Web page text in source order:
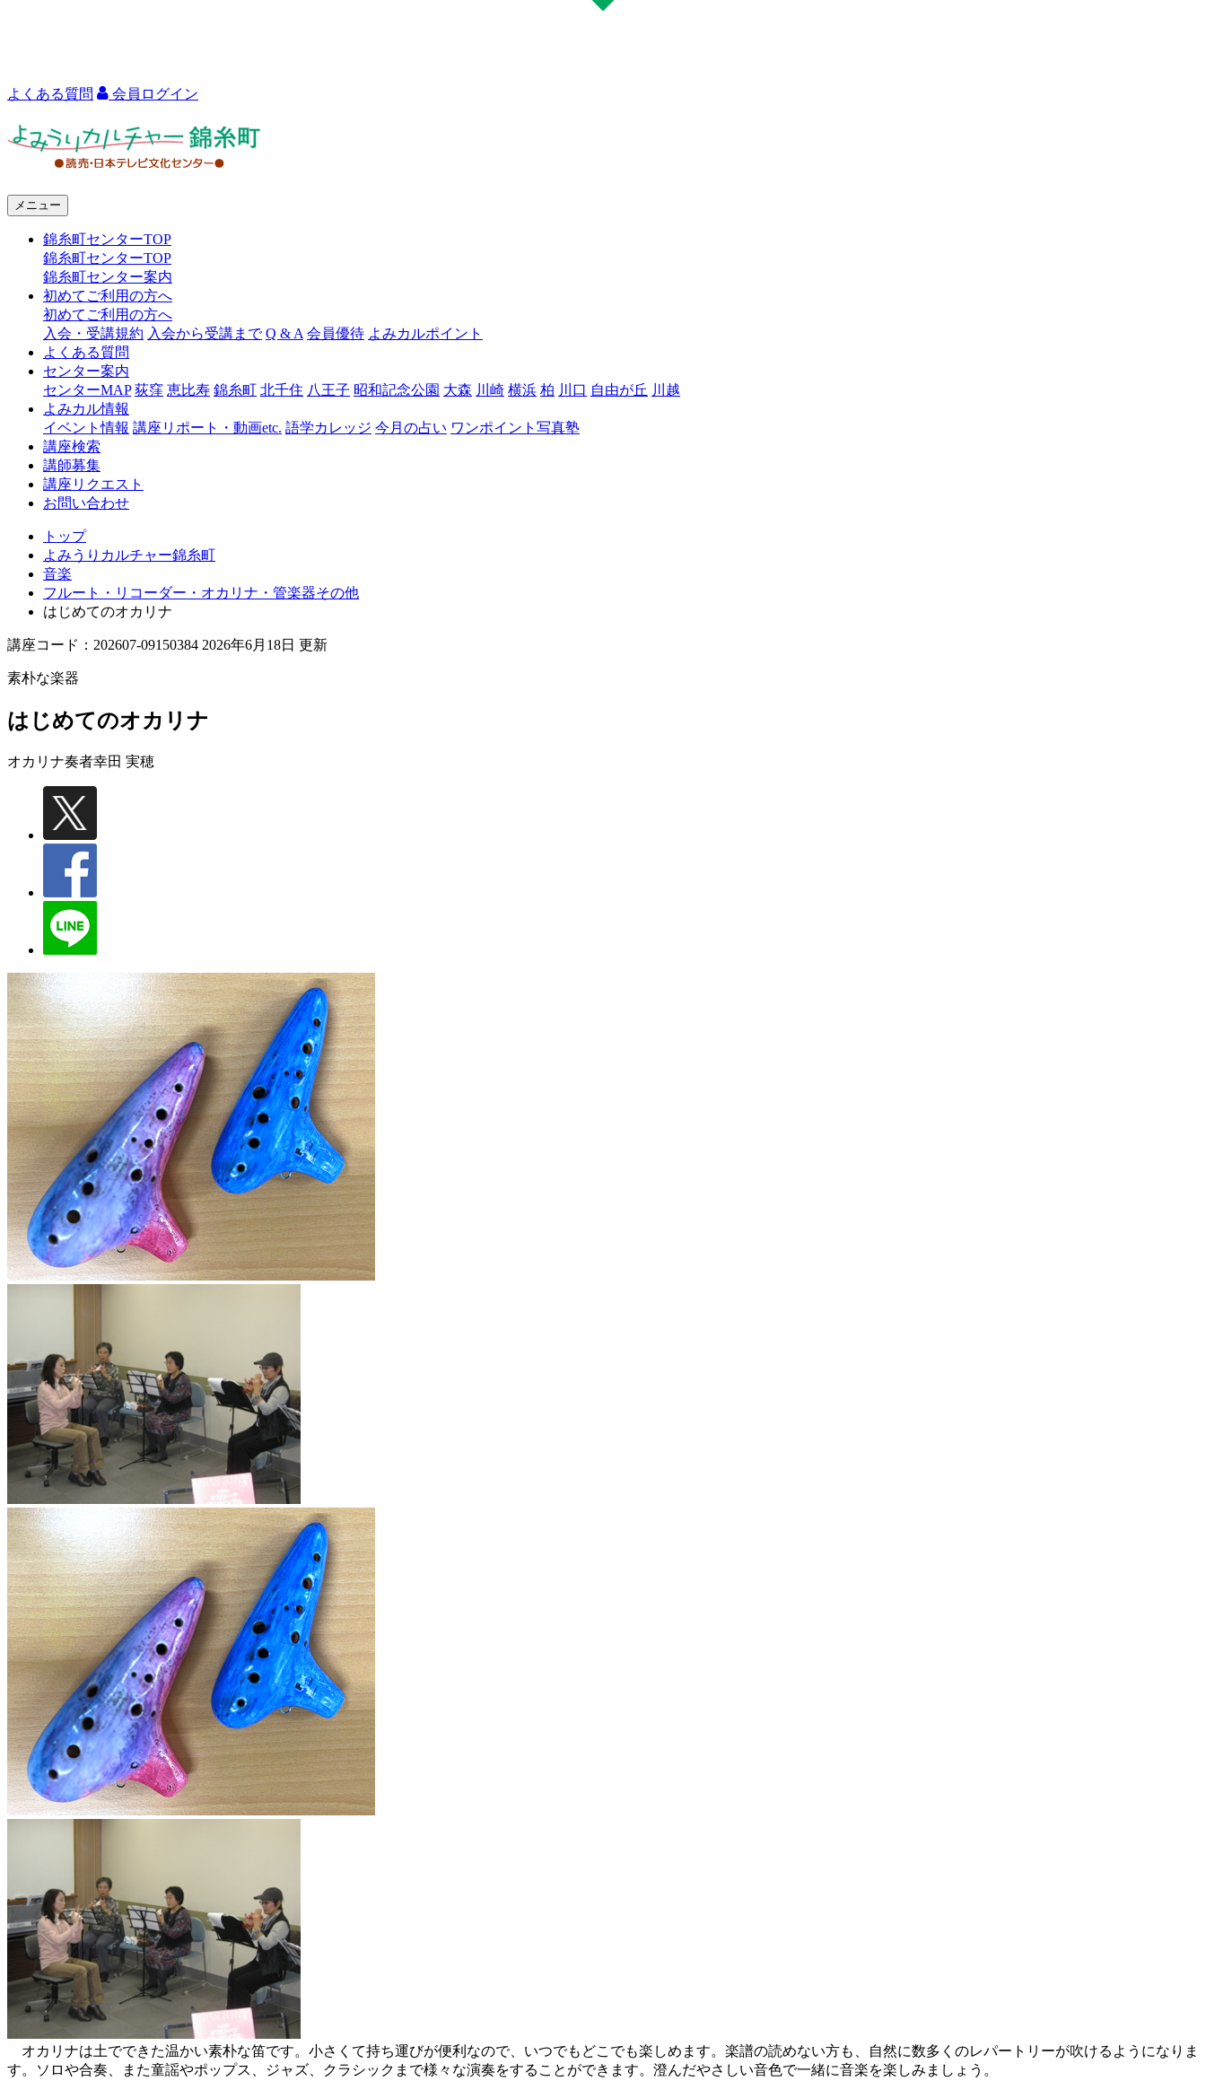
よくある質問 会員ログイン
ャ
錦
糸
メニュー
錦糸町センターTOP
錦糸町センターTOP
錦糸町センター案内
初めてご利用の方へ
初めてご利用の方へ
入会・受講規約 入会から受講まで Q & A 会員優待 よみカルポイント
よくある質問
センター案内
センターMAP 荻窪 恵比寿 錦糸町 北千住 八王子 昭和記念公園 大森 川崎 横浜 柏 川口 自由が丘 川越
よみカル情報
イベント情報 講座リポート・動画etc. 語学カレッジ 今月の占い ワンポイント写真塾
講座検索
講師募集
講座リクエスト
お問い合わせ
トップ
よみうりカルチャー錦糸町
音楽
フルート・リコーダー・オカリナ・管楽器その他
はじめてのオカリナ
講座コード：202607-09150384 2026年6月18日 更新
素朴な楽器
はじめてのオカリナ
オカリナ奏者幸田 実穂
オカリナは土でできた温かい素朴な笛です。小さくて持ち運びが便利なので、いつでもどこでも楽しめます。楽譜の読めない方も、自然に数多くのレパートリーが吹けるようになりま
す。ソロや合奏、また童謡やポップス、ジャズ、クラシックまで様々な演奏をすることができます。澄んだやさしい音色で一緒に音楽を楽しみましょう。